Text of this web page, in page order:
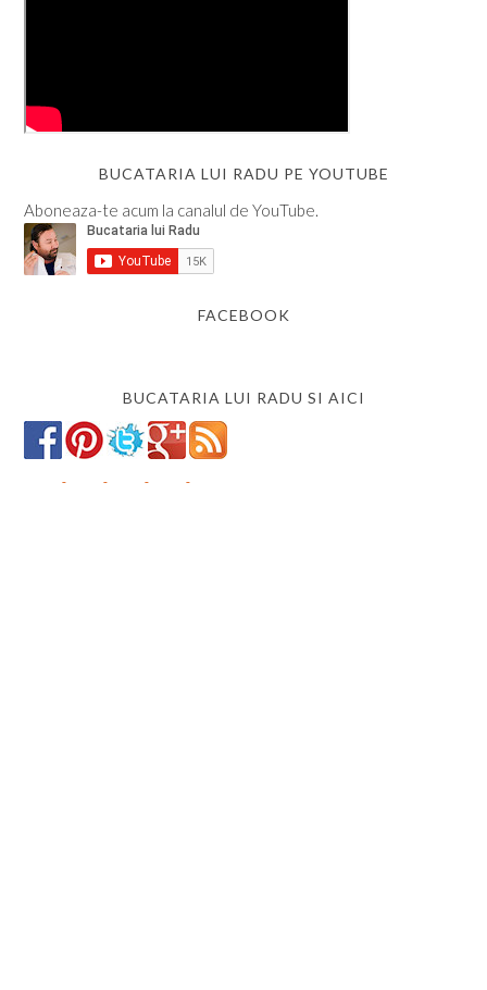
BUCATARIA LUI RADU PE YOUTUBE
Aboneaza-te acum la canalul de YouTube.
FACEBOOK
BUCATARIA LUI RADU SI AICI